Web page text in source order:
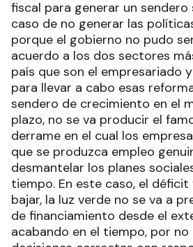
fiscal para generar un sendero
caso de no generar las
porque el gobierno no pudo
acuerdo a los dos sectores
país que son el empresariado
para llevar a cabo esas
sendero de crecimiento en el
plazo, no se va producir el
derrame en el cual los
que se produzca empleo
desmantelar los planes
tiempo. En este caso, el déficit
bajar, la luz verde no se va a
de financiamiento desde el
acabando en el tiempo, por